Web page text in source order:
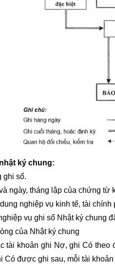
ký chung:
ghi sổ.
ngày, tháng lập của chứng từ
nghiệp vụ kinh tế, tài
vụ ghi sổ Nhật ký chung
của Nhật ký chung
tài khoản ghi Nợ, ghi Có
Có được ghi sau, mỗi tài